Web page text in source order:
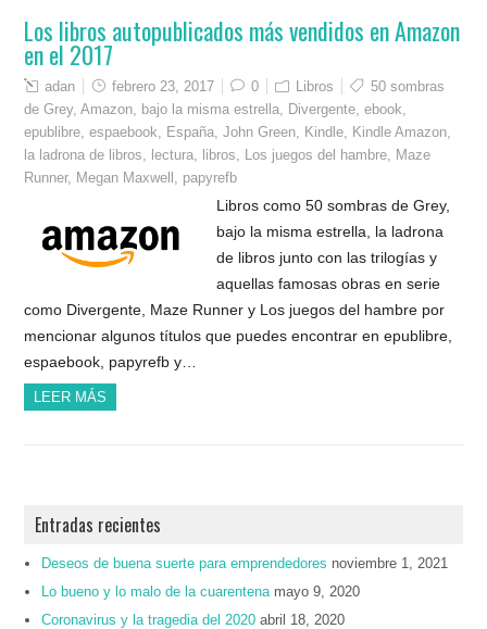
Los libros autopublicados más vendidos en Amazon
en el 2017
adan febrero 23, 2017 0 Libros
50 sombras
de Grey,Amazon bajo la misma estrella Divergente ,ebook
epublibre ,espaebook España ,John Green Kindle Kindle Amazon
la ladrona de libros
lectura libros Los juegos del hambre
Maze
Runner, Megan Maxwell papyrefb
Libros como 50 sombras de Grey,
bajo la misma estrella, la ladrona
de libros junto con las trilogías y
aquellas famosas obras en serie
como Divergente, Maze Runner y Los juegos del hambre por
mencionar algunos títulos que puedes encontrar en epublibre,
espaebook, papyrefb y…
LEER MÁS
Entradas recientes
Deseos de buena suerte para emprendedores noviembre 1, 2021
Lo bueno y lo malo de la cuarentena mayo 9, 2020
Coronavirus y la tragedia del 2020 abril 18, 2020